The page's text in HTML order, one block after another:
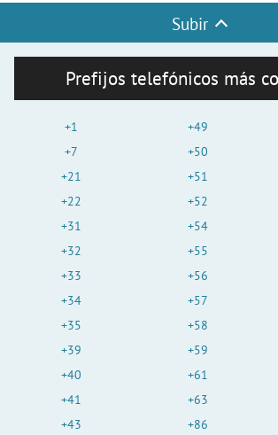
Subir
Prefijos telefónicos más
+1
+7
+21
+22
+31
+32
+33
+34
+35
+39
+40
+41
+43
+49
+50
+51
+52
+54
+55
+56
+57
+58
+59
+61
+63
+86